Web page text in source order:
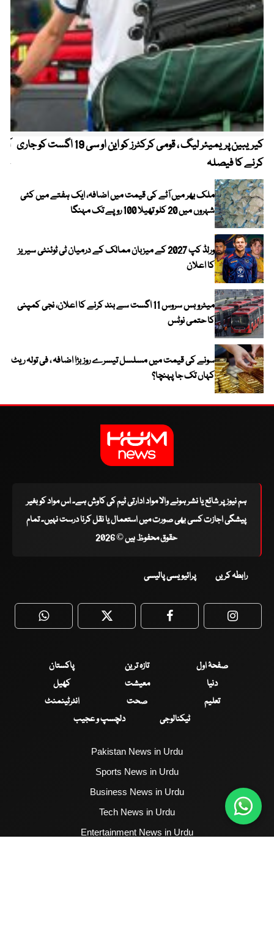
کیریبین پریمیئر لیگ ، قومی کرکٹرز کو این او سی 19 اگست کو جاری
کرنے کا فیصلہ
ملک بھر میں آٹے کی قیمت میں اضافہ، ایک ہفتے میں کئی
شہروں میں 20 کلو تھیلا 100 روپے تک مہنگا
ورلڈ کپ 2027 کے میزبان ممالک کے درمیان ٹی ٹوئنٹی سیریز
کا اعلان
میٹرو بس سروس 11 اگست سے بند کرنے کا اعلان، نجی کمپنی
کا حتمی نوٹس
سونے کی قیمت میں مسلسل تیسرے روز بڑا اضافہ ، فی تولہ ریٹ
کہاں تک جا پہنچا؟
ہم نیوز پر شائع یا نشر ہونے والا مواد ادارتی ٹیم کی کاوش ہے۔ اس مواد کو بغیر
پیشگی اجازت کسی بھی صورت میں استعمال یا نقل کرنا درست نہیں۔ تمام
حقوق محفوظ ہیں © 2026
رابطہ کریں پرائیویسی پالیسی
WhatsApp Twitter Facebook
صفحۂ اول تازہ ترین
پاکستان
دنیا
معیشت
کھیل
تعلیم
صحت
انٹرٹینمنٹ
ٹیکنالوجی
دلچسپ و عجیب
Pakistan News in Urdu
Sports News in Urdu
Business News in Urdu
Tech News in Urdu
Entertainment News in Urdu